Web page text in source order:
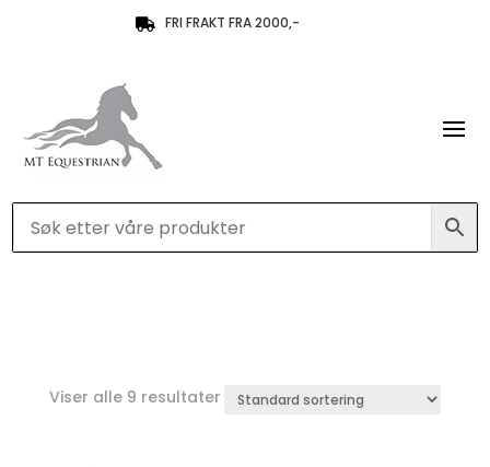
 FRI FRAKT FRA 2000,-
Viser alle 9 resultater